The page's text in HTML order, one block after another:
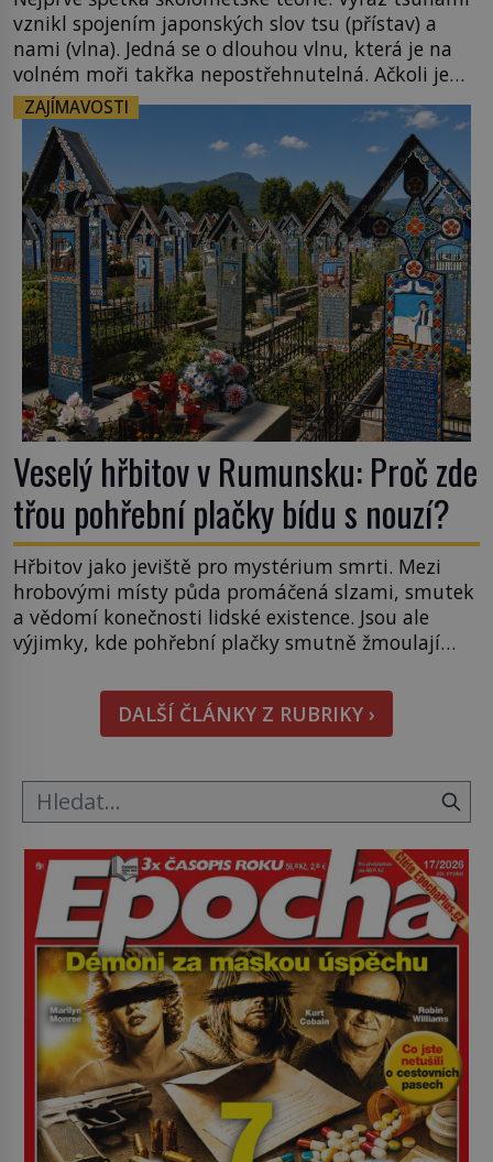
vznikl spojením japonských slov tsu (přístav) a
nami (vlna). Jedná se o dlouhou vlnu, která je na
volném moři takřka nepostřehnutelná. Ačkoli je
vlnová délka tsunami i 300 kilometrů, výška vlny
na volném moři je maximálně 1,5 metru. Máme se
podobné obří vlny obávat i v Evropě? Vznik
tsunami si […]
ZAJÍMAVOSTI
Veselý hřbitov v Rumunsku: Proč zde
třou pohřební plačky bídu s nouzí?
Hřbitov jako jeviště pro mystérium smrti. Mezi
hrobovými místy půda promáčená slzami, smutek
a vědomí konečnosti lidské existence. Jsou ale
výjimky, kde pohřební plačky smutně žmoulají
pohledu na výši vyměřené podpory
v nezaměstnanosti. Kam vás pozveme? Unikátní
hřbitov, který si vysloužil název „Veselý“, najdeme
DALŠÍ ČLÁNKY Z RUBRIKY ›